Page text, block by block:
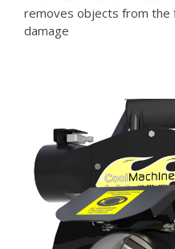
removes objects from the
damage